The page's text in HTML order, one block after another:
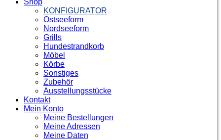
Shop
KONFIGURATOR
Ostseeform
Nordseeform
Grills
Hundestrandkorb
Möbel
Körbe
Sonstiges
Zubehör
Ausstellungsstücke
Kontakt
Mein Konto
Meine Bestellungen
Meine Adressen
Meine Daten